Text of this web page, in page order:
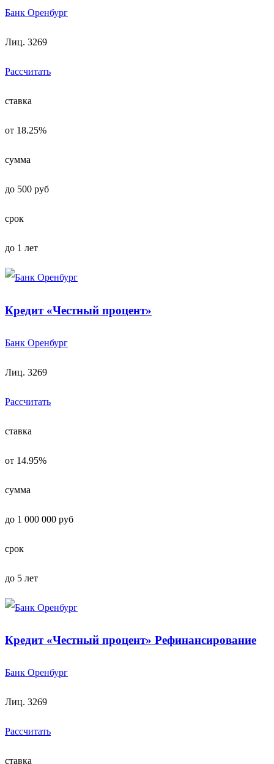
Банк Оренбург
Лиц. 3269
Рассчитать
ставка
от 18.25%
сумма
до 500 руб
срок
до 1 лет
Кредит «Честный процент»
Банк Оренбург
Лиц. 3269
Рассчитать
ставка
от 14.95%
сумма
до 1 000 000 руб
срок
до 5 лет
Кредит «Честный процент» Рефинансирование
Банк Оренбург
Лиц. 3269
Рассчитать
ставка